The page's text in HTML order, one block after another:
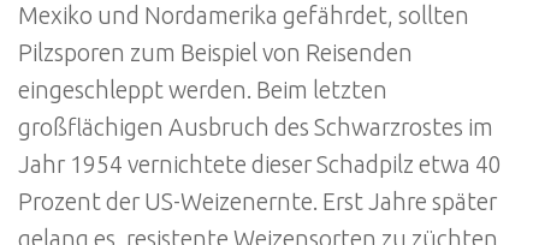
Mexiko und Nordamerika gefährdet, sollten
Pilzsporen zum Beispiel von Reisenden
eingeschleppt werden. Beim letzten
großflächigen Ausbruch des Schwarzrostes im
Jahr 1954 vernichtete dieser Schadpilz etwa 40
Prozent der US-Weizenernte. Erst Jahre später
gelang es, resistente Weizensorten zu züchten,